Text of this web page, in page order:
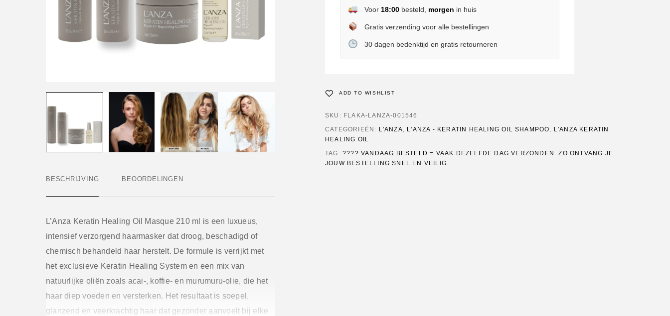
BESCHRIJVING BEOORDELINGEN
L’Anza Keratin Healing Oil Masque 210 ml is een luxueus,
intensief verzorgend haarmasker dat droog, beschadigd of
chemisch behandeld haar herstelt. De formule is verrijkt met
het exclusieve Keratin Healing System en een mix van
natuurlijke oliën zoals acai-, koffie- en murumuru-olie, die het
haar diep voeden en versterken. Het resultaat is soepel,
glanzend en veerkrachtig haar dat gezonder aanvoelt bij elke
Voor 18:00besteld, morgen in huis
Gratis verzending voor alle bestellingen
30 dagen bedenktijd en gratis retourneren
ADD TO WISHLIST
SKU: FLAKA-LANZA-001546
CATEGORIEËN: L'ANZA, L'ANZA - KERATIN HEALING OIL SHAMPOO, L'ANZA KERATIN
HEALING OIL
TAG: ???? VANDAAG BESTELD = VAAK DEZELFDE DAG VERZONDEN. ZO ONTVANG JE
JOUW BESTELLING SNEL EN VEILIG.